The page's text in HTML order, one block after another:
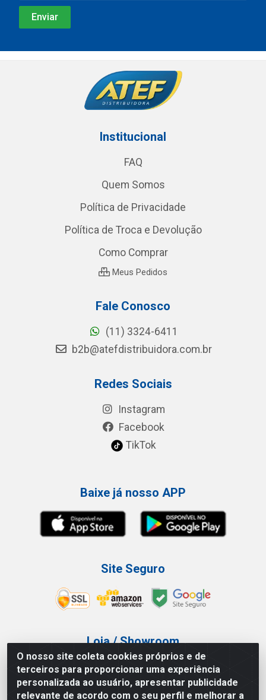
O nosso site coleta cookies próprios e de
terceiros para proporcionar uma experiência
personalizada ao usuário, apresentar publicidade
relevante de acordo com o seu perfil e melhorar a
Institucional
FAQ
Quem Somos
Política de Privacidade
Política de Troca e Devolução
Como Comprar
Meus Pedidos
Fale Conosco
(11) 3324-6411
b2b@atefdistribuidora.com.br
Redes Sociais
Instagram
Facebook
TikTok
Baixe já nosso APP
Site Seguro
Loja / Showroom
Tel.: (11) 3227-0546
Av Vautier, 587/597 - Pari - São Paulo/SP